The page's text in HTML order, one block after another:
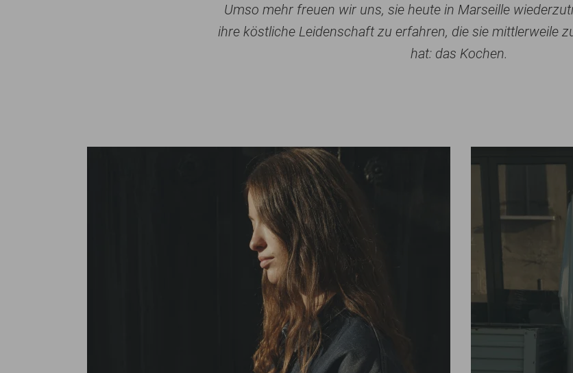
Umso mehr freuen wir uns, sie heute in Marseille
ihre köstliche Leidenschaft zu erfahren, die sie mittlerweile
hat: das Kochen.